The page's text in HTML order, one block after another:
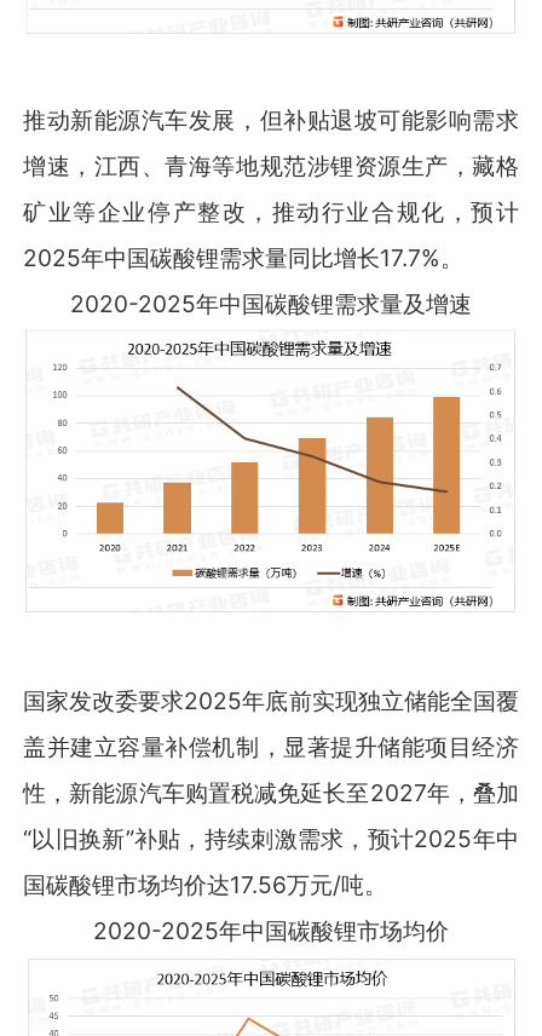
推动新能源汽车发展，但补贴退坡可能影响需求
增速，江西、青海等地规范涉锂资源生产，藏格
矿业等企业停产整改，推动行业合规化，预计
2025年中国碳酸锂需求量同比增长17.7%。
2020-2025年中国碳酸锂需求量及增速
国家发改委要求2025年底前实现独立储能全国覆
盖并建立容量补偿机制，显著提升储能项目经济
性，新能源汽车购置税减免延长至2027年，叠加
“以旧换新”补贴，持续刺激需求，预计2025年中
国碳酸锂市场均价达17.56万元/吨。
2020-2025年中国碳酸锂市场均价